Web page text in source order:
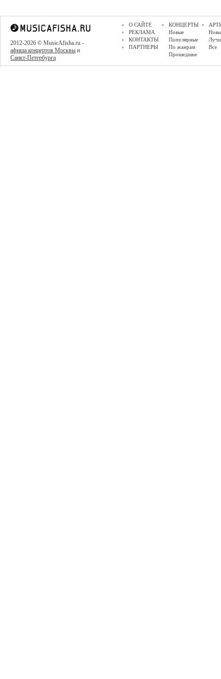
2012-2026 © MusicAfisha.ru -
афиша концертов Москвы и
Санкт-Петербурга
О САЙТЕ
РЕКЛАМА
КОНТАКТЫ
ПАРТНЕРЫ
КОНЦЕРТЫ
Новые
Популярные
По жанрам
Прошедшие
Все